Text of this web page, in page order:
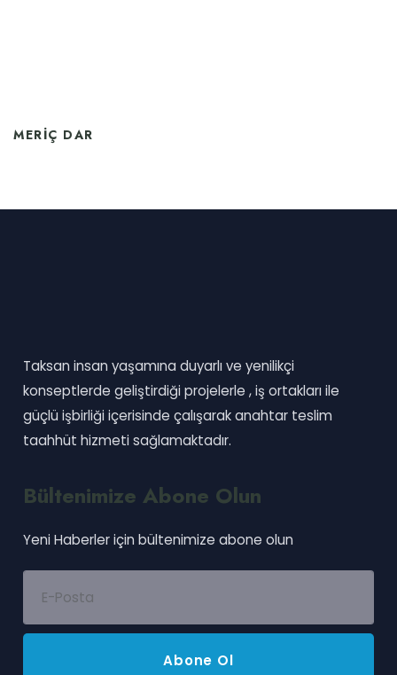
MERIÇ DAR
Taksan insan yaşamına duyarlı ve yenilikçi
konseptlerde geliştirdiği projelerle , iş ortakları ile
güçlü işbirliği içerisinde çalışarak anahtar teslim
taahhüt hizmeti sağlamaktadır.
Bültenimize Abone Olun
Yeni Haberler için bültenimize abone olun